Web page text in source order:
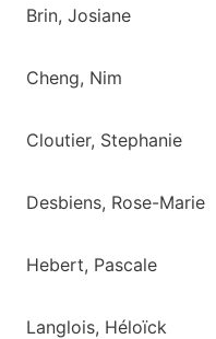
Brin, Josiane
Cheng, Nim
Cloutier, Stephanie
Desbiens, Rose-Marie
Hebert, Pascale
Langlois, Héloïck